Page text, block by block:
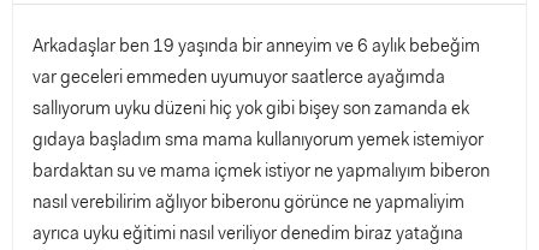
Arkadaşlar ben 19 yaşında bir anneyim ve 6 aylık bebeğim
var geceleri emmeden uyumuyor saatlerce ayağımda
sallıyorum uyku düzeni hiç yok gibi bişey son zamanda ek
gıdaya başladım sma mama kullanıyorum yemek istemiyor
bardaktan su ve mama içmek istiyor ne yapmalıyım biberon
nasıl verebilirim ağlıyor biberonu görünce ne yapmaliyim
ayrıca uyku eğitimi nasıl veriliyor denedim biraz yatağına